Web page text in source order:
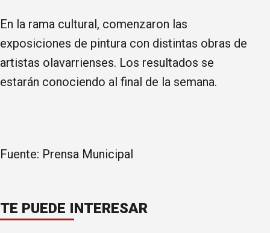
En la rama cultural, comenzaron las
exposiciones de pintura con distintas obras de
artistas olavarrienses. Los resultados se
estarán conociendo al final de la semana.
Fuente: Prensa Municipal
TE PUEDE INTERESAR